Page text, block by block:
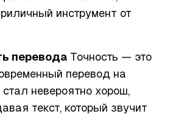
инструмент от
перевода Точность — это
перевод на
невероятно хорош,
текст, который звучит